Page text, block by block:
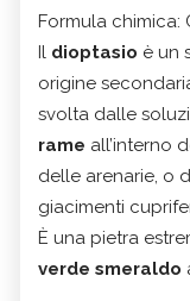
Formula chimica:
Il dioptasio è un
origine
svolta dalle
rame all’interno
delle arenarie, o
giacimenti
È una pietra
verde smeraldo